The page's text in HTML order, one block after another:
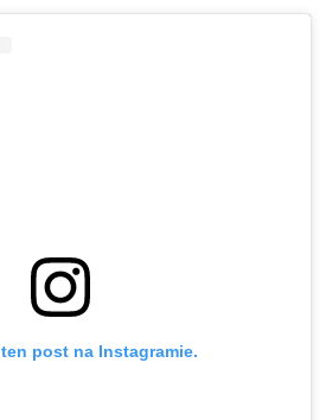
post na Instagramie.